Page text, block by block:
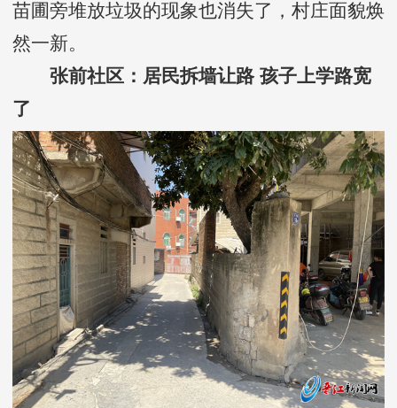
苗圃旁堆放垃圾的现象也消失了，村庄面貌焕
然一新。
张前社区：居民拆墙让路 孩子上学路宽
了